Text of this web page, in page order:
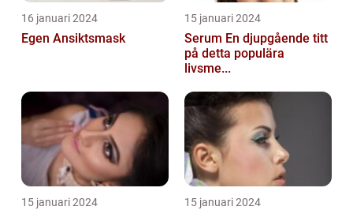
16 januari 2024
Egen Ansiktsmask
15 januari 2024
Serum En djupgående titt
på detta populära
livsme...
15 januari 2024 15 januari 2024